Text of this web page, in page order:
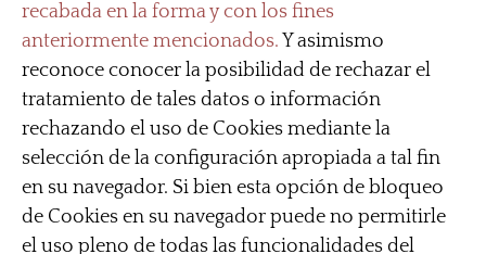
recabada en la forma y con los fines
anteriormente mencionados. Y asimismo
reconoce conocer la posibilidad de rechazar el
tratamiento de tales datos o información
rechazando el uso de Cookies mediante la
selección de la configuración apropiada a tal fin
en su navegador. Si bien esta opción de bloqueo
de Cookies en su navegador puede no permitirle
el uso pleno de todas las funcionalidades del